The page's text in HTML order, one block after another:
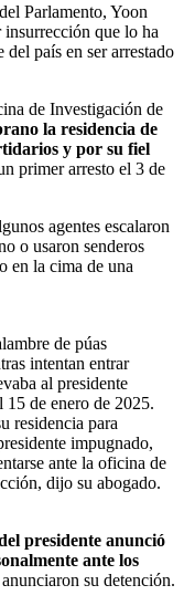
Parlamento, Yoon
que lo ha
país en ser arrestado
de Investigación de
la residencia de
y por su fiel
primer arresto el 3 de
agentes escalaron
o usaron senderos
en la cima de una
de púas
intentan entrar
al presidente
de enero de 2025.
residencia para
impugnado,
ante la oficina de
dijo su abogado.
presidente anunció
ante los
su detención.